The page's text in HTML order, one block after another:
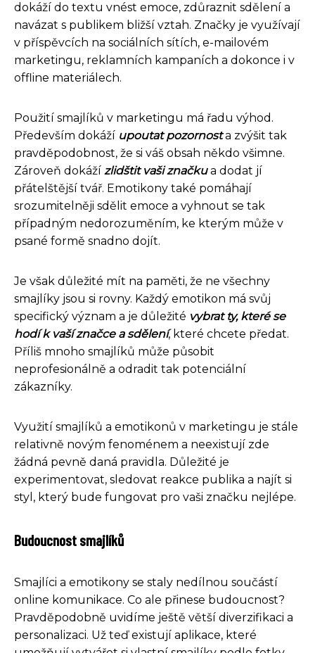
dokáží do textu vnést emoce, zdůraznit sdělení a
navázat s publikem bližší vztah. Značky je využívají
v příspěvcích na sociálních sítích, e-mailovém
marketingu, reklamních kampaních a dokonce i v
offline materiálech.
Použití smajlíků v marketingu má řadu výhod.
Především dokáží upoutat pozornosta zvýšit tak
pravděpodobnost, že si váš obsah někdo všimne.
Zároveň dokáží zlidštit vaši značkua dodat jí
přátelštější tvář. Emotikony také pomáhají
srozumitelněji sdělit emoce a vyhnout se tak
případným nedorozuměním, ke kterým může v
psané formě snadno dojít.
Je však důležité mít na paměti, že ne všechny
smajlíky jsou si rovny. Každý emotikon má svůj
specifický význam a je důležité vybrat ty, které se
hodí k vaší značce a sdělení, které chcete předat.
Příliš mnoho smajlíků může působit
neprofesionálně a odradit tak potenciální
zákazníky.
Využití smajlíků a emotikonů v marketingu je stále
relativně novým fenoménem a neexistují zde
žádná pevně daná pravidla. Důležité je
experimentovat, sledovat reakce publika a najít si
styl, který bude fungovat pro vaši značku nejlépe.
Budoucnost smajlíků
Smajlíci a emotikony se staly nedílnou součástí
online komunikace. Co ale přinese budoucnost?
Pravděpodobně uvidíme ještě větší diverzifikaci a
personalizaci. Už teď existují aplikace, které